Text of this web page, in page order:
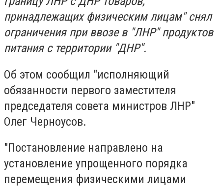
принадлежащих физическим лицам" снял
ограничения при ввозе в "ЛНР" продуктов
питания с территории "ДНР".
Об этом сообщил "исполняющий
обязанности первого заместителя
председателя совета министров ЛНР"
Олег Черноусов.
"Постановление направлено на
установление упрощенного порядка
перемещения физическими лицами